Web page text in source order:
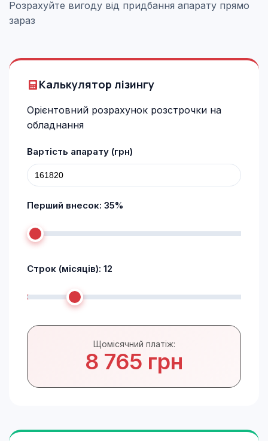
Розрахуйте вигоду від придбання апарату прямо
зараз
Калькулятор лізингу
Орієнтовний розрахунок розстрочки на
обладнання
Вартість апарату (грн)
Перший внесок: 35%
Строк (місяців): 12
Щомісячний платіж:
8 765 грн